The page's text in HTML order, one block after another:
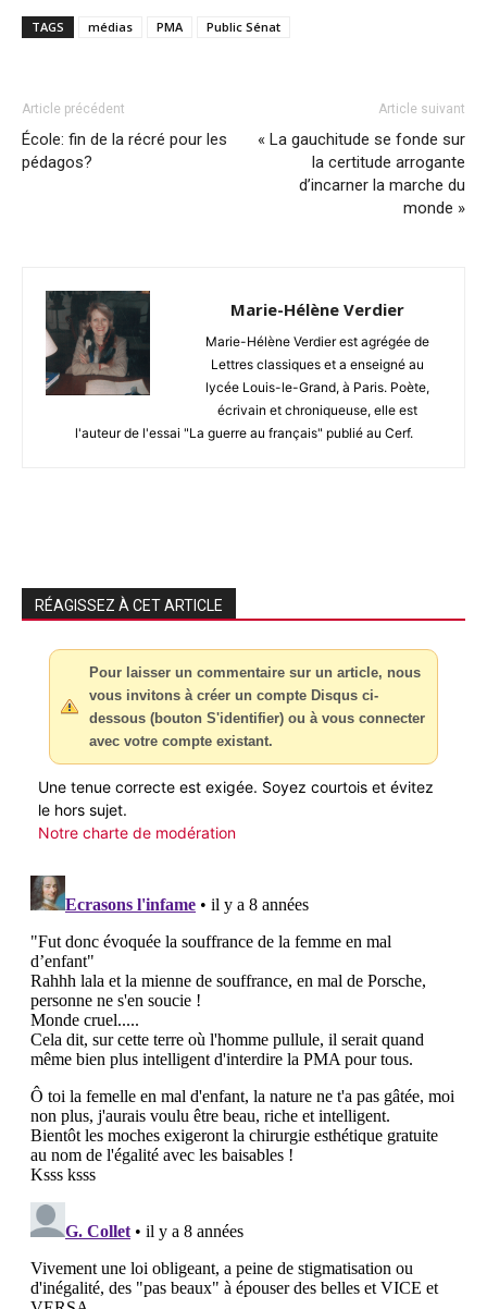
TAGS médias PMA Public Sénat
Article précédent
École: fin de la récré pour les
pédagos?
Article suivant
« La gauchitude se fonde sur
la certitude arrogante
d’incarner la marche du
monde »
Marie-Hélène Verdier
Marie-Hélène Verdier est agrégée de
Lettres classiques et a enseigné au
lycée Louis-le-Grand, à Paris. Poète,
écrivain et chroniqueuse, elle est
l'auteur de l'essai "La guerre au français" publié au Cerf.
RÉAGISSEZ À CET ARTICLE
Pour laisser un commentaire sur un article, nous
vous invitons à créer un compte Disqus ci-
dessous (bouton S'identifier) ou à vous connecter
avec votre compte existant.
Une tenue correcte est exigée. Soyez courtois et évitez
le hors sujet.
Notre charte de modération